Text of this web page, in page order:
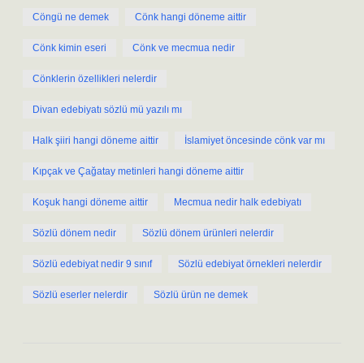
Cöngü ne demek Cönk hangi döneme aittir
Cönk kimin eseri Cönk ve mecmua nedir
Cönklerin özellikleri nelerdir
Divan edebiyatı sözlü mü yazılı mı
Halk şiiri hangi döneme aittir İslamiyet öncesinde cönk var mı
Kıpçak ve Çağatay metinleri hangi döneme aittir
Koşuk hangi döneme aittir Mecmua nedir halk edebiyatı
Sözlü dönem nedir Sözlü dönem ürünleri nelerdir
Sözlü edebiyat nedir 9 sınıf Sözlü edebiyat örnekleri nelerdir
Sözlü eserler nelerdir Sözlü ürün ne demek